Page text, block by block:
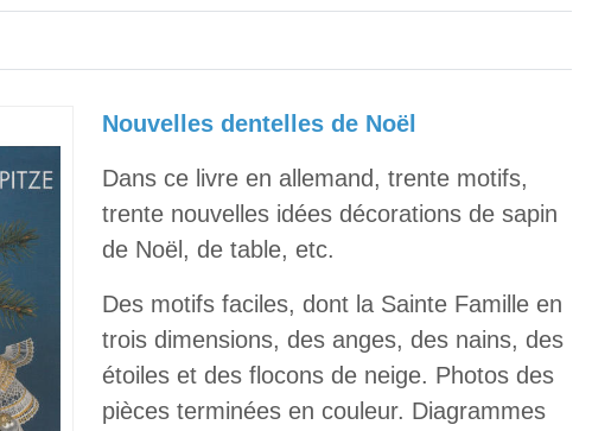
Nouvelles dentelles de Noël
Dans ce livre en allemand, trente motifs,
trente nouvelles idées décorations de sapin
de Noël, de table, etc.
Des motifs faciles, dont la Sainte Famille en
trois dimensions, des anges, des nains, des
étoiles et des flocons de neige. Photos des
pièces terminées en couleur. Diagrammes